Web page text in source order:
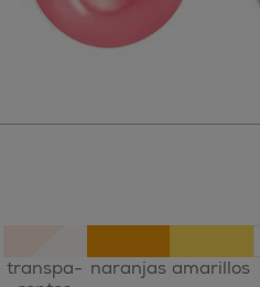
transpa- naranjas amarillos